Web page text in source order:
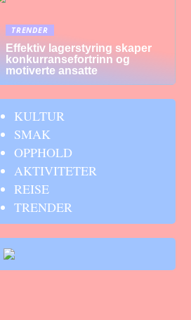
TRENDER
Effektiv lagerstyring skaper
konkurransefortrinn og
motiverte ansatte
KULTUR
SMAK
OPPHOLD
AKTIVITETER
REISE
TRENDER